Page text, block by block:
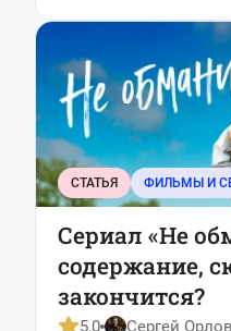
СТАТЬЯ ФИЛЬМЫ И
Сериал «Не
содержание,
закончится?
5,0 Сергей Орлов